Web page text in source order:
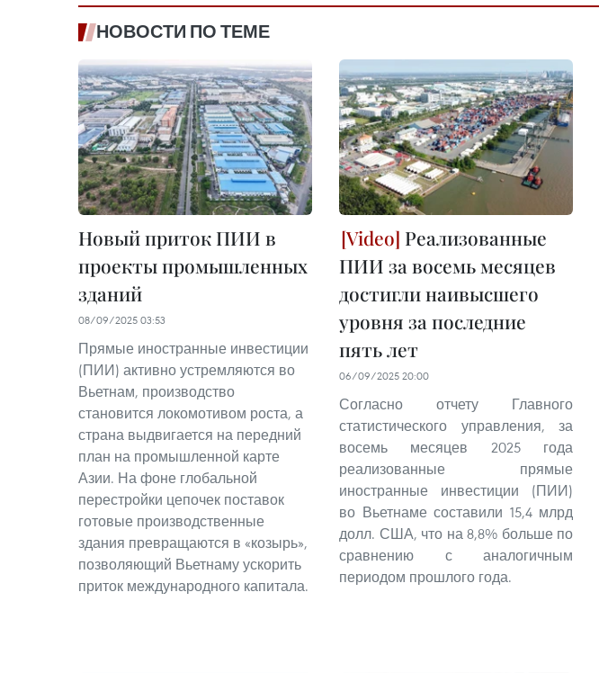
НОВОСТИ ПО ТЕМЕ
Новый приток ПИИ в
проекты промышленных
зданий
08/09/2025 03:53
Прямые иностранные инвестиции
(ПИИ) активно устремляются во
Вьетнам, производство
становится локомотивом роста, а
страна выдвигается на передний
план на промышленной карте
Азии. На фоне глобальной
перестройки цепочек поставок
готовые производственные
здания превращаются в «козырь»,
позволяющий Вьетнаму ускорить
приток международного капитала.
Реализованные
ПИИ за восемь месяцев
достигли наивысшего
уровня за последние
пять лет
06/09/2025 20:00
Согласно отчету Главного
статистического управления, за
восемь месяцев 2025 года
реализованные прямые
иностранные инвестиции (ПИИ)
во Вьетнаме составили 15,4 млрд
долл. США, что на 8,8% больше по
сравнению с аналогичным
периодом прошлого года.